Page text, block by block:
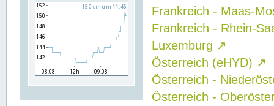
Frankreich - Maas-
Frankreich - Rhein-
Luxemburg ↗
Österreich (eHYD) ↗
Österreich -
Österreich -